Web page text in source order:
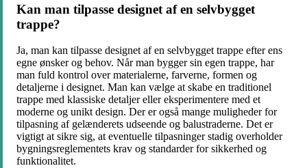
Kan man tilpasse designet af en selvbygget
trappe?
Ja, man kan tilpasse designet af en selvbygget trappe efter ens
egne ønsker og behov. Når man bygger sin egen trappe, har
man fuld kontrol over materialerne, farverne, formen og
detaljerne i designet. Man kan vælge at skabe en traditionel
trappe med klassiske detaljer eller eksperimentere med et
moderne og unikt design. Der er også mange muligheder for
tilpasning af gelænderets udseende og balustraderne. Det er
vigtigt at sikre sig, at eventuelle tilpasninger stadig overholder
bygningsreglementets krav og standarder for sikkerhed og
funktionalitet.